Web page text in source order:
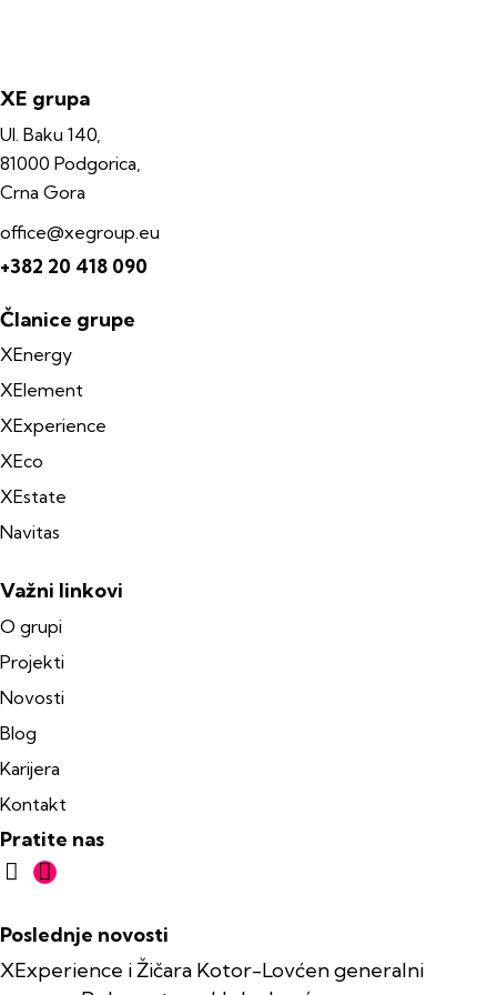
XE grupa
Ul. Baku 140,
81000 Podgorica,
Crna Gora
office@xegroup.eu
+382 20 418 090
Članice grupe
XEnergy
XElement
XExperience
XEco
XEstate
Navitas
Važni linkovi
O grupi
Projekti
Novosti
Blog
Karijera
Kontakt
Pratite nas
Poslednje novosti
XExperience i Žičara Kotor-Lovćen generalni